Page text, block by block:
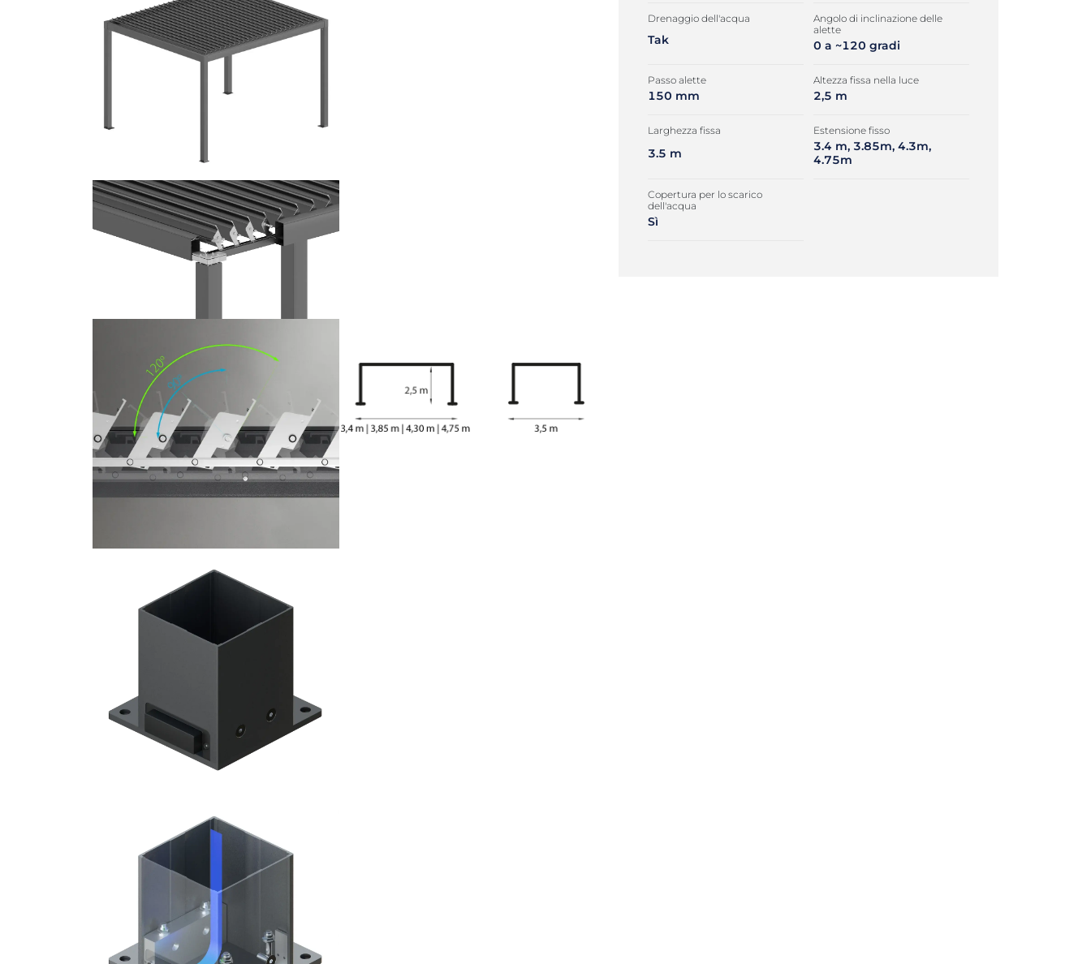
Drenaggio dell'acqua
Tak
Angolo di inclinazione delle
alette
0 a ~120 gradi
Passo alette
150 mm
Altezza fissa nella luce
2,5 m
Larghezza fissa
3.5 m
Estensione fisso
3.4 m, 3.85m, 4.3m,
4.75m
Copertura per lo scarico
dell'acqua
Sì